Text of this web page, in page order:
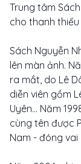
Trung tâm
cho thanh
Sách Nguyễn
lên màn ảnh.
ra mắt, do Lê
diễn viên gồm
Uyên... Năm
cùng tên được
Nam - đóng vai